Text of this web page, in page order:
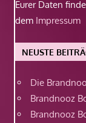
Eurer Daten
dem Impressum
NEUSTE
Die
Brandnooz
Brandnooz